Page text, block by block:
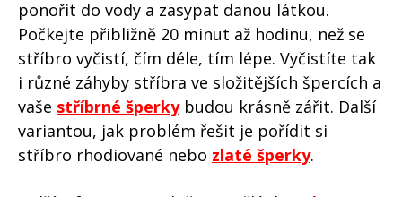
ponořit do vody a zasypat danou látkou.
Počkejte přibližně 20 minut až hodinu, než se
stříbro vyčistí, čím déle, tím lépe. Vyčistíte tak
i různé záhyby stříbra ve složitějších špercích a
vaše stříbrné šperkybudou krásně zářit. Další
variantou, jak problém řešit je pořídit si
stříbro rhodiované nebo zlaté šperky.